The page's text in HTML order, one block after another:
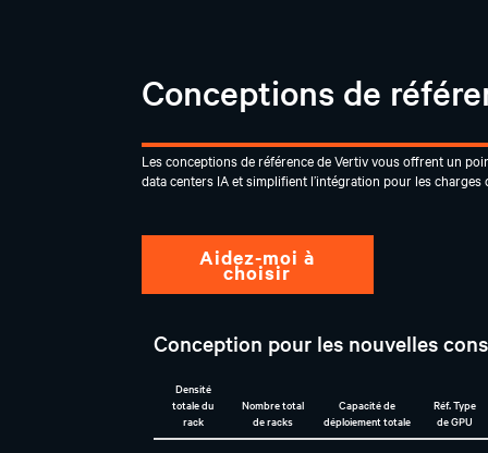
Conceptions de
Les conceptions de référence de Vertiv vous offrent un
data centers IA et simplifient l’intégration pour les charges
Aidez-moi à
choisir
Conception pour les nouvelles
Densité
totale du
rack
Nombre total
de racks
Capacité de
déploiement totale
Réf. Type
de GPU